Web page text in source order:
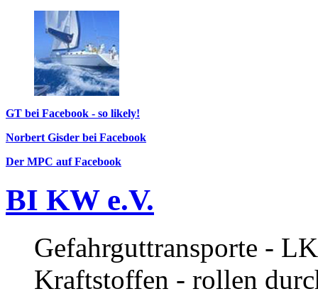
GT bei Facebook - so likely!
Norbert Gisder bei Facebook
Der MPC auf Facebook
BI KW e.V.
Gefahrguttransporte -
Kraftstoffen - rollen